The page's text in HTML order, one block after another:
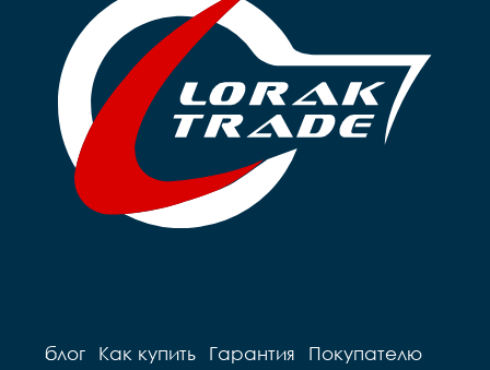
блог Как купить Гарантия
Покупателю